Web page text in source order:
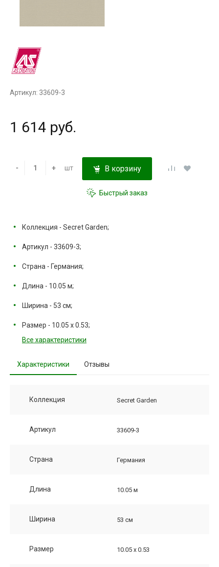
Артикул: 33609-3
1 614 руб.
- + шт В корзину
Быстрый заказ
Коллекция - Secret Garden;
Артикул - 33609-3;
Страна - Германия;
Длина - 10.05 м;
Ширина - 53 см;
Размер - 10.05 х 0.53;
Все характеристики
Характеристики Отзывы
Коллекция Secret Garden
Артикул 33609-3
Страна Германия
Длина 10.05 м
Ширина 53 см
Размер 10.05 х 0.53